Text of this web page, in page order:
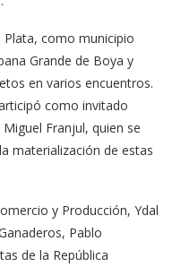
como municipio
Grande de Boya y
en varios encuentros.
como invitado
Franjul, quien se
materialización de estas
y Producción, Ydal
Pablo
de la República